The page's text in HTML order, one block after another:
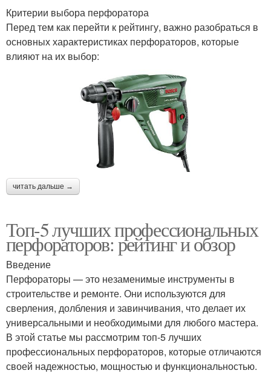
Критерии выбора перфоратора
Перед тем как перейти к рейтингу, важно разобраться в
основных характеристиках перфораторов, которые
влияют на их выбор:
читать дальше →
Топ-5 лучших профессиональных
перфораторов: рейтинг и обзор
Введение
Перфораторы — это незаменимые инструменты в
строительстве и ремонте. Они используются для
сверления, долбления и завинчивания, что делает их
универсальными и необходимыми для любого мастера.
В этой статье мы рассмотрим топ-5 лучших
профессиональных перфораторов, которые отличаются
своей надежностью, мощностью и функциональностью.